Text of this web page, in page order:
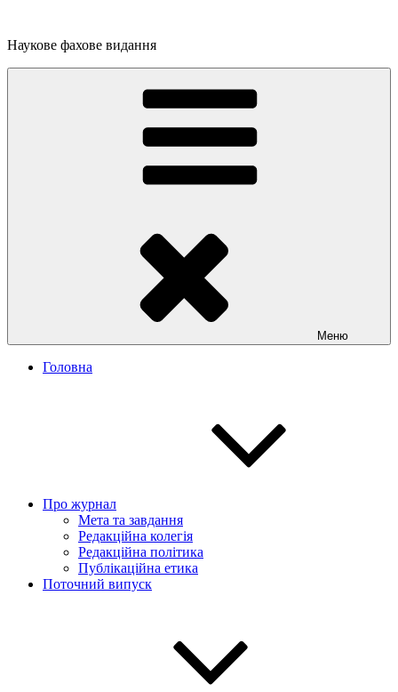
вмісту
Наукове фахове видання
Меню
Головна
Про журнал
Мета та завдання
Редакційна колегія
Редакційна політика
Публікаційна етика
Поточний випуск